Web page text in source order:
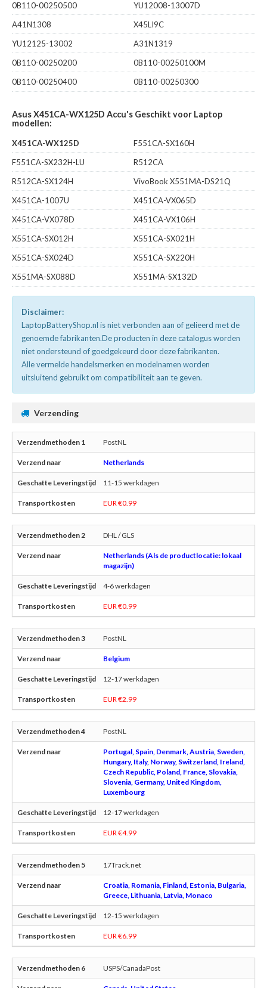
0B110-00250500
YU12008-13007D
A41N1308
X45LI9C
YU12125-13002
A31N1319
0B110-00250200
0B110-00250100M
0B110-00250400
0B110-00250300
Asus X451CA-WX125D Accu's Geschikt voor Laptop
modellen:
X451CA-WX125D
F551CA-SX160H
F551CA-SX232H-LU
R512CA
R512CA-SX124H
VivoBook X551MA-DS21Q
X451CA-1007U
X451CA-VX065D
X451CA-VX078D
X451CA-VX106H
X551CA-SX012H
X551CA-SX021H
X551CA-SX024D
X551CA-SX220H
X551MA-SX088D
X551MA-SX132D
Disclaimer:
LaptopBatteryShop.nl is niet verbonden aan of gelieerd met de
genoemde fabrikanten.De producten in deze catalogus worden
niet ondersteund of goedgekeurd door deze fabrikanten.
Alle vermelde handelsmerken en modelnamen worden
uitsluitend gebruikt om compatibiliteit aan te geven.
Verzending
PostNL
Netherlands
11-15 werkdagen
EUR €0.99
DHL / GLS
Netherlands (Als de productlocatie: lokaal
magazijn)
4-6 werkdagen
EUR €0.99
PostNL
Belgium
12-17 werkdagen
EUR €2.99
PostNL
Portugal, Spain, Denmark, Austria, Sweden,
Hungary, Italy, Norway, Switzerland, Ireland,
Czech Republic, Poland, France, Slovakia,
Slovenia, Germany, United Kingdom,
Luxembourg
12-17 werkdagen
EUR €4.99
17Track.net
Croatia, Romania, Finland, Estonia, Bulgaria,
Greece, Lithuania, Latvia, Monaco
12-15 werkdagen
EUR €6.99
USPS/CanadaPost